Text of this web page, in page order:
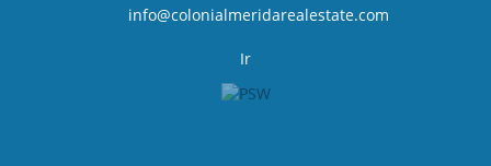
info@colonialmeridarealestate.com
Ir